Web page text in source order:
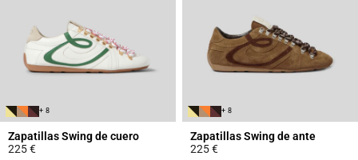
+ 8
Zapatillas Swing de cuero
225 €
+ 8
Zapatillas Swing de ante
225 €